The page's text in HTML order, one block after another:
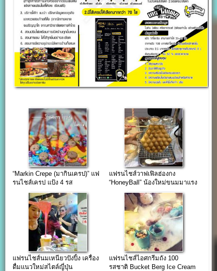
“Markin Crepe (มากินเครป)” แฟ
รนไชส์เครป แป้ง 4 รส
แฟรนไชส์วาฟเฟิลฮ่องกง
“HoneyBall” น้องใหม่ขนมมาแรง
แฟรนไชส์นมเหนียวปังปิ้ง เครื่อง
ดื่มแนวใหม่สไตล์ญี่ปุ่น
แฟรนไชส์ไอศกรีมถัง 100
รสชาติ Bucket Berg Ice Cream